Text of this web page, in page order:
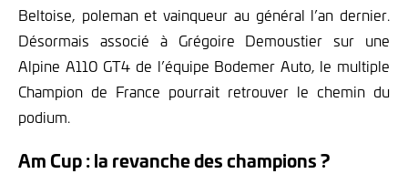
Beltoise, poleman et vainqueur au général l’an dernier.
Désormais associé à Grégoire Demoustier sur une
Alpine A110 GT4 de l’équipe Bodemer Auto, le multiple
Champion de France pourrait retrouver le chemin du
podium.
Am Cup : la revanche des champions ?